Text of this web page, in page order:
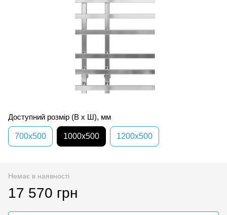
Доступний розмір (В x Ш), мм
700х500 1000х500 1200х500
Немає в наявності
17 570 грн